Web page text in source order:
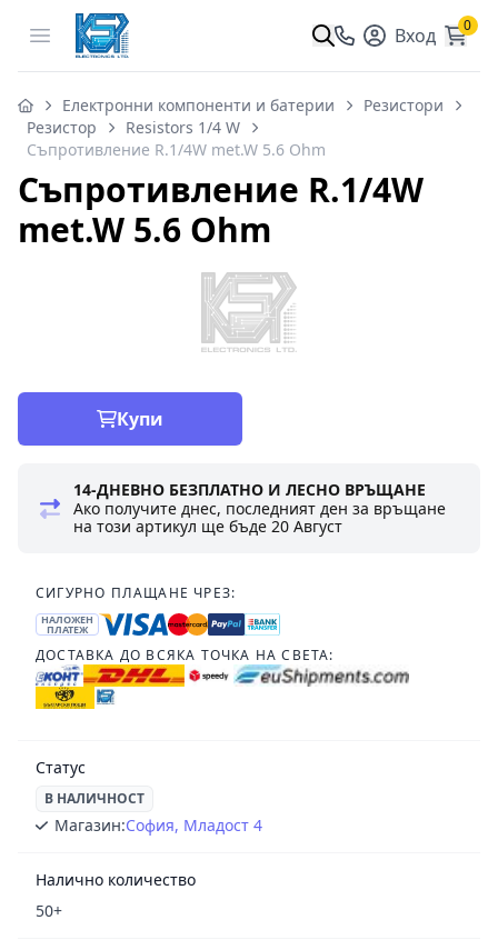
Open menu Вход 0
Електронни компоненти и батерии
Резистори
Резистор
Resistors 1/4 W
Съпротивление R.1/4W met.W 5.6 Ohm
Съпротивление R.1/4W
met.W 5.6 Ohm
Купи
14-ДНЕВНО БЕЗПЛАТНО И ЛЕСНО ВРЪЩАНЕ
Ако получите днес, последният ден за връщане
на този артикул ще бъде20 Август
СИГУРНО ПЛАЩАНЕ ЧРЕЗ:
НАЛОЖЕН
ПЛАТЕЖ
ДОСТАВКА ДО ВСЯКА ТОЧКА НА СВЕТА:
Статус
В НАЛИЧНОСТ
Магазин:София, Младост 4
Налично количество
50+